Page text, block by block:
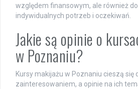
względem finansowym, ale również
indywidualnych potrzeb i oczekiwań.
Jakie są opinie o
w Poznaniu?
Kursy makijażu w Poznaniu cieszą się
zainteresowaniem, a opinie na ich